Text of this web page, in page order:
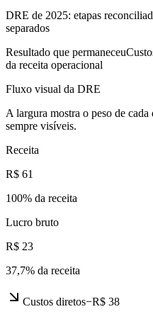
DRE de 2025: etapas
separados
Resultado que permaneceu
da receita operacional
Fluxo visual da DRE
A largura mostra o peso de
sempre visíveis.
Receita
R$ 61
100% da receita
Lucro bruto
R$ 23
37,7% da receita
Custos diretos−R$ 38